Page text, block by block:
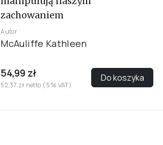
zachowaniem
Autor
McAuliffe Kathleen
54,99 zł
52,37 zł netto ( 5% VAT)
Do koszyka